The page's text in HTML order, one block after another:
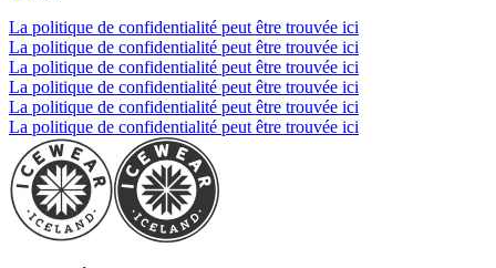
La politique de confidentialité peut être trouvée ici
La politique de confidentialité peut être trouvée ici
La politique de confidentialité peut être trouvée ici
La politique de confidentialité peut être trouvée ici
La politique de confidentialité peut être trouvée ici
La politique de confidentialité peut être trouvée ici